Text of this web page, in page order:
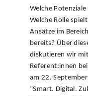
Welche
Welche Rolle
Ansätze im
bereits? Über
diskutieren wir
Referent:innen
am 22.
“Smart. Digital.